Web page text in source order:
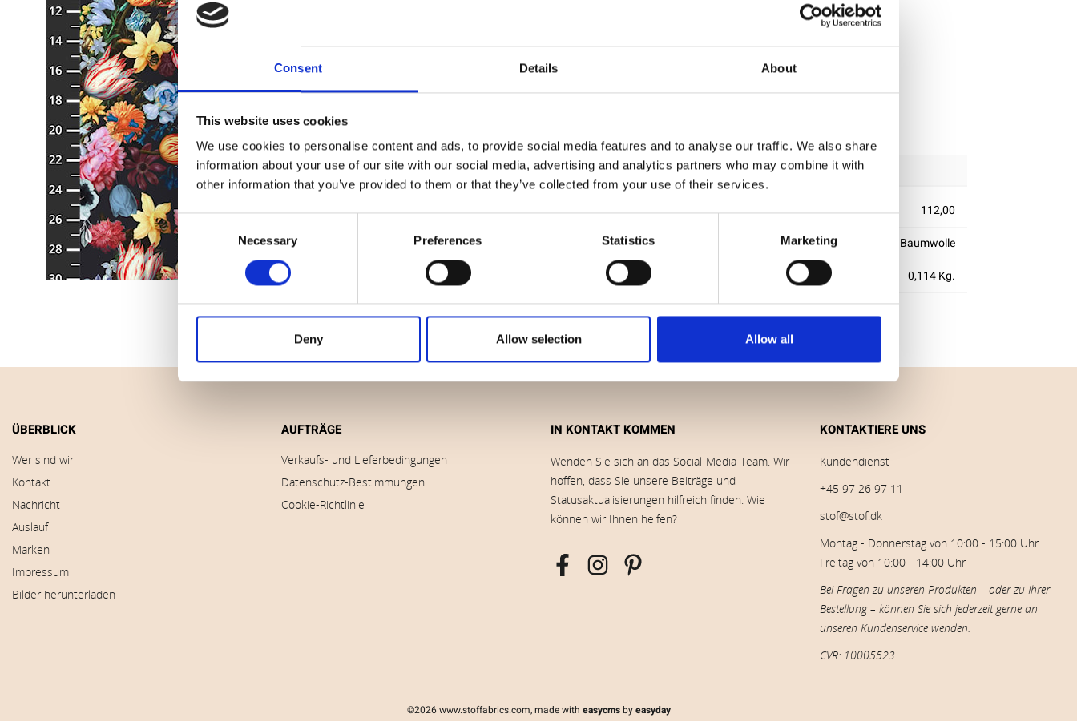
Consent Details About
This website uses cookies
We use cookies to personalise content and ads, to provide social media features and to analyse our traffic. We also share
information about your use of our site with our social media, advertising and analytics partners who may combine it with
other information that you’ve provided to them or that they’ve collected from your use of their services.
Consent
Selection
Necessary Preferences Statistics Marketing
Deny Allow selection Allow all
Qualität geprüft
Schnelle
Spezifikation
Breite
112,00
Material
100% Baumwolle
Gewicht pro Quadratmeter (m2)
0,114 Kg.
ÜBERBLICK
Wer sind wir
Kontakt
Nachricht
Auslauf
Marken
Impressum
Bilder herunterladen
AUFTRÄGE
Verkaufs- und Lieferbedingungen
Datenschutz-Bestimmungen
Cookie-Richtlinie
IN KONTAKT KOMMEN
Wenden Sie sich an das Social-Media-Team. Wir
hoffen, dass Sie unsere Beiträge und
Statusaktualisierungen hilfreich finden. Wie
können wir Ihnen helfen?
KONTAKTIERE UNS
Kundendienst
+45 97 26 97 11
stof@stof.dk
Montag - Donnerstag von 10:00 - 15:00 Uhr
Freitag von 10:00 - 14:00 Uhr
Bei Fragen zu unseren Produkten – oder zu Ihrer
Bestellung – können Sie sich jederzeit gerne an
unseren Kundenservice wenden.
CVR: 10005523
©2026 www.stoffabrics.com, made with easycmsbyeasyday